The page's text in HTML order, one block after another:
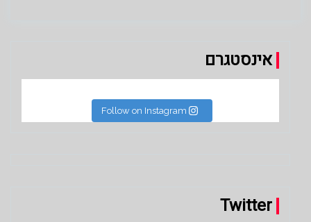
אינסטגרם
Follow on Instagram
Twitter